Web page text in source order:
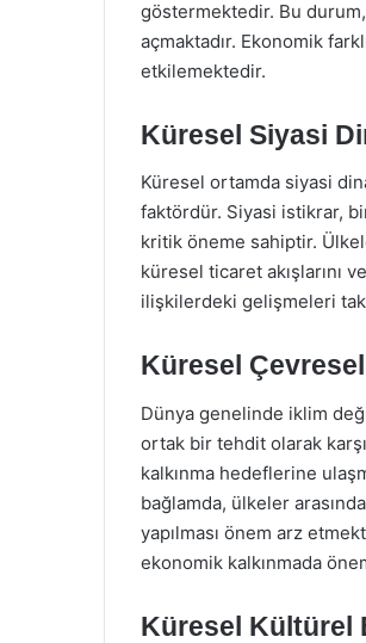
göstermektedir. Bu
açmaktadır. Ekonomik
etkilemektedir.
Küresel Siyasi
Küresel ortamda siyasi
faktördür. Siyasi istikrar,
kritik öneme sahiptir.
küresel ticaret akışlarını
ilişkilerdeki gelişmeleri
Küresel
Dünya genelinde iklim
ortak bir tehdit olarak
kalkınma hedeflerine
bağlamda, ülkeler
yapılması önem arz
ekonomik kalkınmada
Küresel Kültürel